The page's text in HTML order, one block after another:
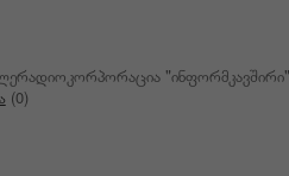
(0)